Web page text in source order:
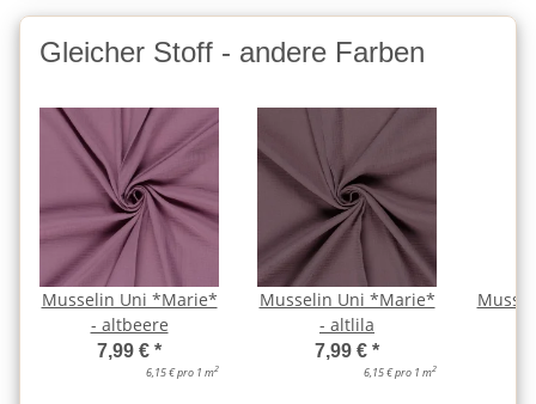
Gleicher Stoff - andere Farben
Musselin Uni *Marie*
- altbeere
7,99 € *
6,15 € pro 1 m2
Musselin Uni *Marie*
- altlila
7,99 € *
6,15 € pro 1 m2